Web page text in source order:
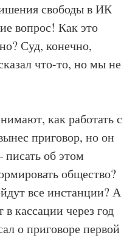
свободы в ИК
вопрос! Как это
Суд, конечно,
что-то, но мы не
как работать с
приговор, но он
об этом
общество?
все инстанции? А
кассации через год
о приговоре первой